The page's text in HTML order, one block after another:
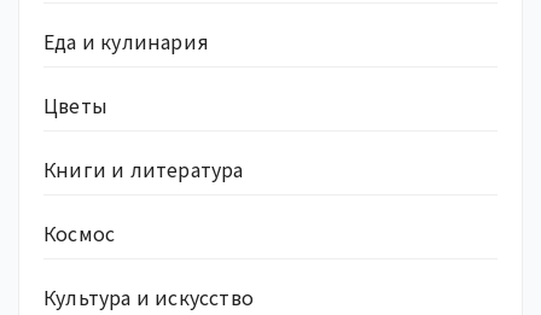
Еда и кулинария
Цветы
Книги и литература
Космос
Культура и искусство